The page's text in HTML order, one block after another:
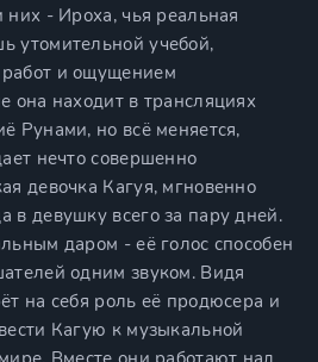
них - Ироха, чья реальная
утомительной учебой,
и ощущением
она находит в трансляциях
Рунами, но всё меняется,
нечто совершенно
девочка Кагуя, мгновенно
в девушку всего за пару дней.
даром - её голос способен
одним звуком. Видя
на себя роль её продюсера и
Кагую к музыкальной